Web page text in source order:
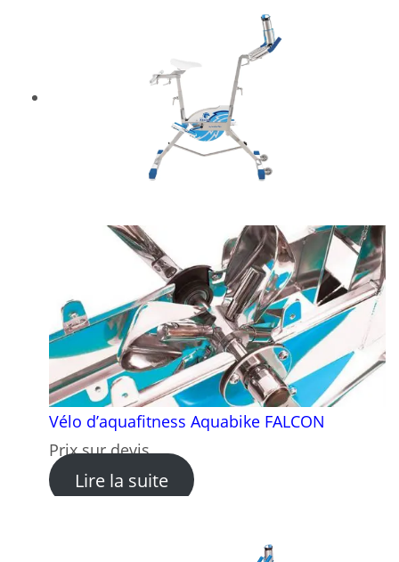
Vélo d’aquafitness Aquabike FALCON
Prix sur devis
Lire la suite: Vélo d’aquafitness